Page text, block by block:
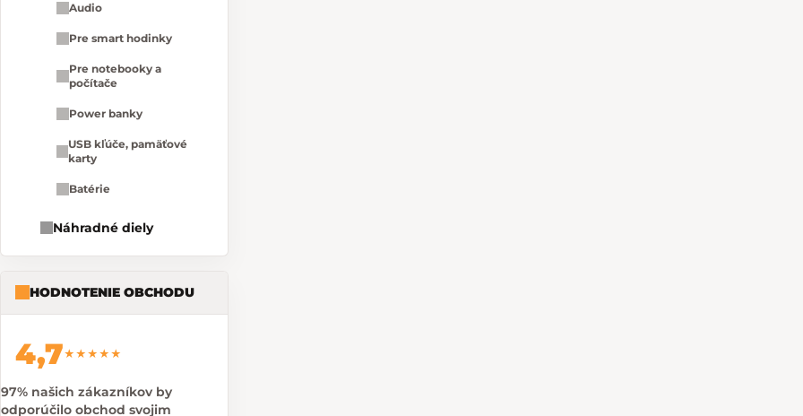
Audio
Pre smart hodinky
Pre notebooky a
počítače
Power banky
USB kľúče, pamäťové
karty
Batérie
Náhradné diely
HODNOTENIE OBCHODU
4,7★★★★★
97% našich zákazníkov by
odporúčilo obchod svojim